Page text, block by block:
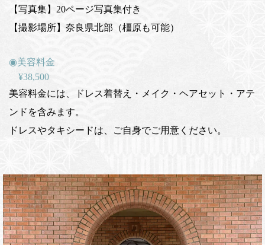
【写真集】20ページ写真集付き
【撮影場所】奈良県北部（橿原も可能）
◉美容料金
¥38,500
美容料金には、ドレス着替え・メイク・ヘアセット・アテ
ンドを含みます。
ドレスやタキシードは、ご自身でご用意ください。